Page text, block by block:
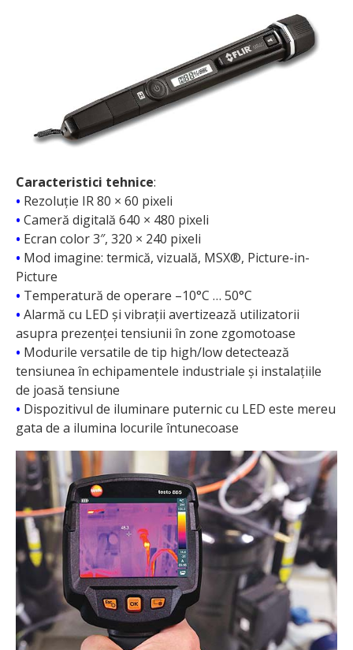
Caracteristici tehnice:
• Rezoluție IR 80 × 60 pixeli
• Cameră digitală 640 × 480 pixeli
• Ecran color 3″, 320 × 240 pixeli
• Mod imagine: termică, vizuală, MSX®, Picture-in-
Picture
• Temperatură de operare –10°C … 50°C
• Alarmă cu LED și vibrații avertizează utilizatorii
asupra prezenței tensiunii în zone zgomotoase
• Modurile versatile de tip high/low detectează
tensiunea în echipamentele industriale și instalațiile
de joasă tensiune
• Dispozitivul de iluminare puternic cu LED este mereu
gata de a ilumina locurile întunecoase